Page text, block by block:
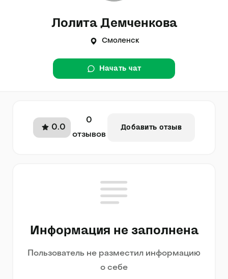
Лолита Демченкова
Смоленск
Начать чат
0.0
0
отзывов
Добавить отзыв
Информация не заполнена
Пользователь не разместил информацию
о себе